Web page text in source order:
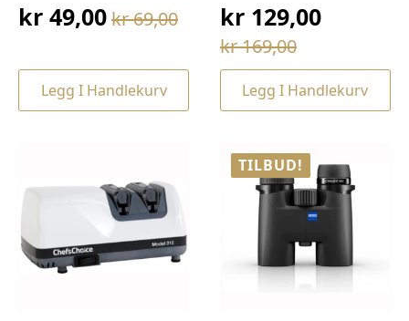
kr69,00
Opprinnelig
var:
kr 69,00.
kr 49,00
Nåværende
er:
kr 49,00.
Legg I Handlekurv
kr169,00
Opprinnelig
pris
var:
kr129,00
Nåværende
pris
er:Legg I Handlekurv
TILBUD!